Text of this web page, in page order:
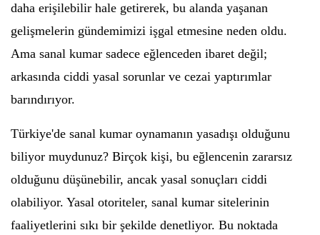
daha erişilebilir hale getirerek, bu alanda yaşanan
gelişmelerin gündemimizi işgal etmesine neden oldu.
Ama sanal kumar sadece eğlenceden ibaret değil;
arkasında ciddi yasal sorunlar ve cezai yaptırımlar
barındırıyor.
Türkiye'de sanal kumar oynamanın yasadışı olduğunu
biliyor muydunuz? Birçok kişi, bu eğlencenin zararsız
olduğunu düşünebilir, ancak yasal sonuçları ciddi
olabiliyor. Yasal otoriteler, sanal kumar sitelerinin
faaliyetlerini sıkı bir şekilde denetliyor. Bu noktada